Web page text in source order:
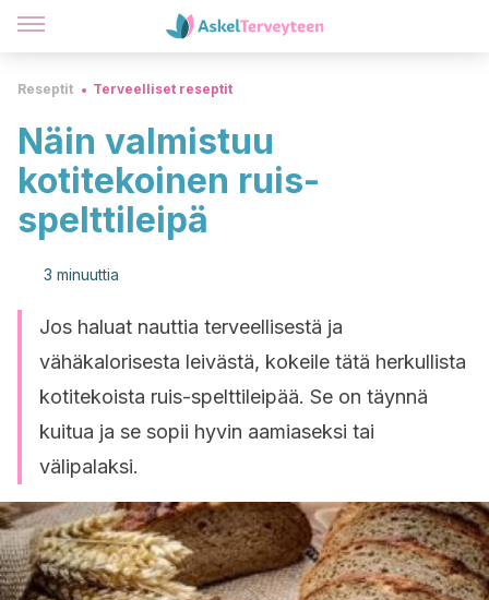
Reseptit Terveelliset reseptit
Näin valmistuu
kotitekoinen ruis-
spelttileipä
3 minuuttia
Jos haluat nauttia terveellisestä ja
vähäkalorisesta leivästä, kokeile tätä herkullista
kotitekoista ruis-spelttileipää. Se on täynnä
kuitua ja se sopii hyvin aamiaseksi tai
välipalaksi.